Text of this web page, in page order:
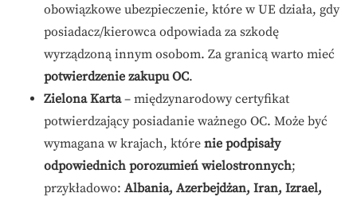
obowiązkowe ubezpieczenie, które w UE działa, gdy
posiadacz/kierowca odpowiada za szkodę
wyrządzoną innym osobom. Za granicą warto mieć
potwierdzenie zakupu OC.
Zielona Karta– międzynarodowy certyfikat
potwierdzający posiadanie ważnego OC. Może być
wymagana w krajach, które nie podpisały
odpowiednich porozumień wielostronnych;
przykładowo: Albania, Azerbejdżan, Iran, Izrael,